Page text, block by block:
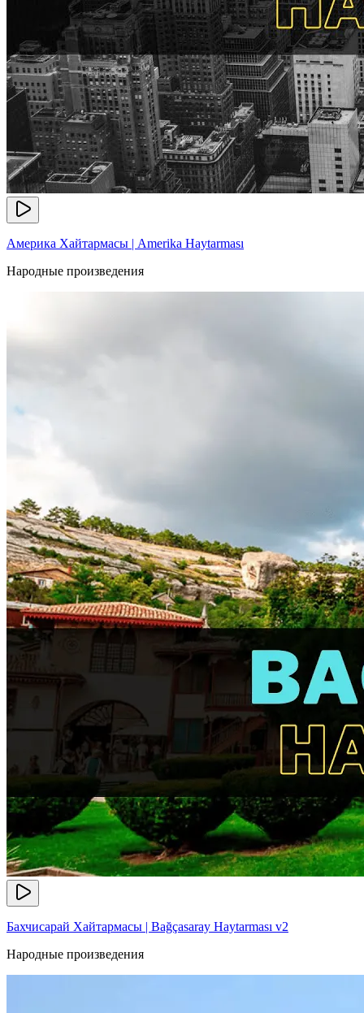
Америка Хайтармасы | Amerika Haytarması
Народные произведения
Бахчисарай Хайтармасы | Bağçasaray Haytarması v2
Народные произведения